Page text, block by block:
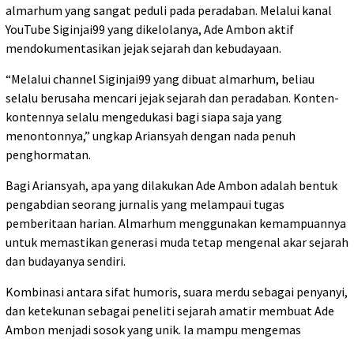
almarhum yang sangat peduli pada peradaban. Melalui kanal
YouTube Siginjai99 yang dikelolanya, Ade Ambon aktif
mendokumentasikan jejak sejarah dan kebudayaan.
“Melalui channel Siginjai99 yang dibuat almarhum, beliau
selalu berusaha mencari jejak sejarah dan peradaban. Konten-
kontennya selalu mengedukasi bagi siapa saja yang
menontonnya,” ungkap Ariansyah dengan nada penuh
penghormatan.
Bagi Ariansyah, apa yang dilakukan Ade Ambon adalah bentuk
pengabdian seorang jurnalis yang melampaui tugas
pemberitaan harian. Almarhum menggunakan kemampuannya
untuk memastikan generasi muda tetap mengenal akar sejarah
dan budayanya sendiri.
Kombinasi antara sifat humoris, suara merdu sebagai penyanyi,
dan ketekunan sebagai peneliti sejarah amatir membuat Ade
Ambon menjadi sosok yang unik. Ia mampu mengemas